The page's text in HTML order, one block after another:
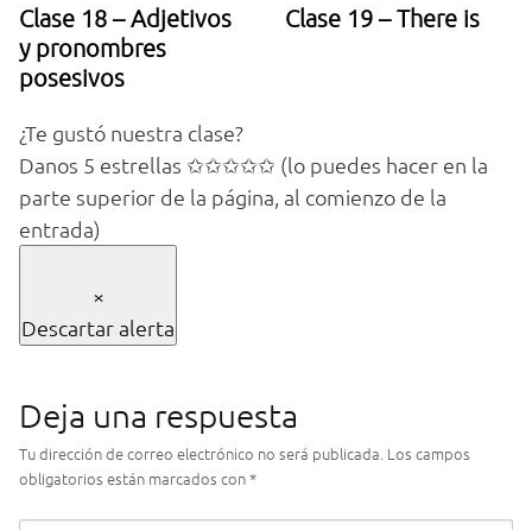
Clase 18 – Adjetivos
y pronombres
posesivos
Clase 19 – There is
¿Te gustó nuestra clase?
Danos 5 estrellas ✩✩✩✩✩ (lo puedes hacer en la
parte superior de la página, al comienzo de la
entrada)
×
Descartar alerta
Deja una respuesta
Tu dirección de correo electrónico no será publicada. Los campos
obligatorios están marcados con*